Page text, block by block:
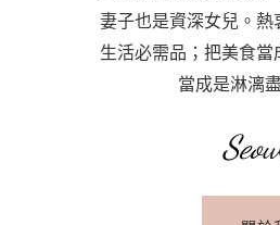
妻子也是資深女兒。
生活必需品；把美食
當成是淋漓